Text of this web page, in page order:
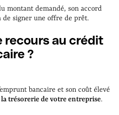
montant demandé, son accord
de signer une offre de prêt.
recours au crédit
?
bancaire et son coût élevé
trésorerie de votre entreprise.